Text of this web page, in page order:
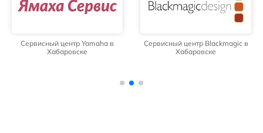
Сервисный центр Yamaha в
Хабаровске
Сервисный центр Blackmagic в
Хабаровске